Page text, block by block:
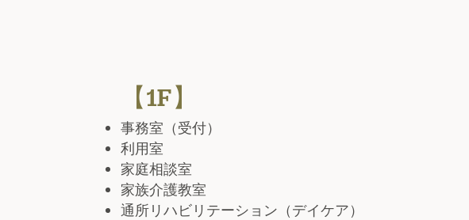
【1F】
事務室（受付）
利用室
家庭相談室
家族介護教室
通所リハビリテーション（デイケア）